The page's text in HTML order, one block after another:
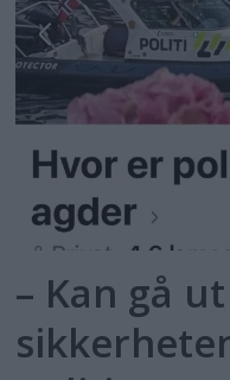
– Kan gå